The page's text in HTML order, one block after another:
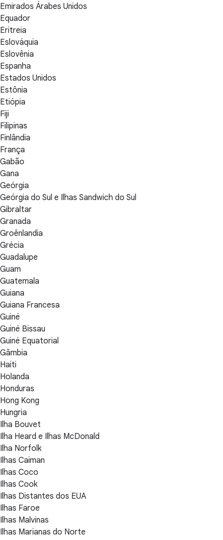
Emirados Árabes Unidos
Equador
Eritreia
Eslováquia
Eslovênia
Espanha
Estados Unidos
Estônia
Etiópia
Fiji
Filipinas
Finlândia
França
Gabão
Gana
Geórgia
Geórgia do Sul e Ilhas Sandwich do Sul
Gibraltar
Granada
Groênlandia
Grécia
Guadalupe
Guam
Guatemala
Guiana
Guiana Francesa
Guiné
Guiné Bissau
Guiné Equatorial
Gâmbia
Haiti
Holanda
Honduras
Hong Kong
Hungria
Ilha Bouvet
Ilha Heard e Ilhas McDonald
Ilha Norfolk
Ilhas Caiman
Ilhas Coco
Ilhas Cook
Ilhas Distantes dos EUA
Ilhas Faroe
Ilhas Malvinas
Ilhas Marianas do Norte